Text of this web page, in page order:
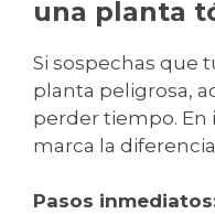
una planta
Si sospechas que
planta peligrosa,
perder tiempo. En
marca la
Pasos